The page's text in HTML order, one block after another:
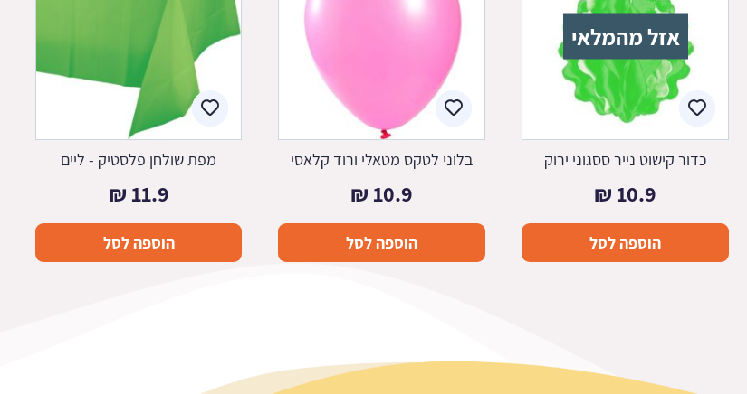
אזל מהמלאי
כדור קישוט נייר ססגוני ירוק
10.9
₪
הוספה לסל
בלוני לטקס מטאלי ורוד קלאסי
10.9
₪
הוספה לסל
מפת שולחן פלסטיק - ליים
11.9
₪
הוספה לסל